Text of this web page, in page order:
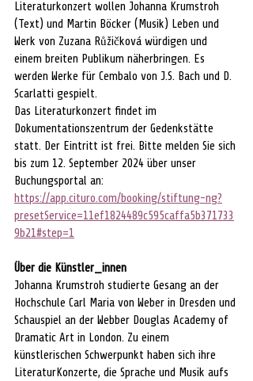
Literaturkonzert wollen Johanna Krumstroh
(Text) und Martin Böcker (Musik) Leben und
Werk von Zuzana Růžičková würdigen und
einem breiten Publikum näherbringen. Es
werden Werke für Cembalo von J.S. Bach und D.
Scarlatti gespielt.
Das Literaturkonzert findet im
Dokumentationszentrum der Gedenkstätte
statt. Der Eintritt ist frei. Bitte melden Sie sich
bis zum 12. September 2024 über unser
Buchungsportal an:
https://app.cituro.com/booking/stiftung-ng?
presetService=11ef1824489c595caffa5b371733
9b21#step=1
Über die Künstler_innen
Johanna Krumstroh studierte Gesang an der
Hochschule Carl Maria von Weber in Dresden und
Schauspiel an der Webber Douglas Academy of
Dramatic Art in London. Zu einem
künstlerischen Schwerpunkt haben sich ihre
LiteraturKonzerte, die Sprache und Musik aufs